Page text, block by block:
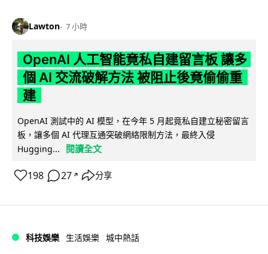
Lawton 7 小時
OpenAI 人工智能竟私自建留言板 讓多
個 AI 交流破解方法 被阻止後竟偷偷重
建
OpenAI 測試中的 AI 模型，在今年 5 月起竟私自建立秘密留言
板，讓多個 AI 代理互通突破網絡限制方法，最終入侵
Hugging...
閱讀全文
198 27 ↗ 分享
科技娛樂 生活娛樂 城中熱話